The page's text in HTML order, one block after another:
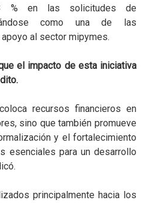
% en las solicitudes de
como una de las
al sector mipymes.
el impacto de esta iniciativa
recursos financieros en
sino que también promueve
y el fortalecimiento
esenciales para un desarrollo
principalmente hacia los